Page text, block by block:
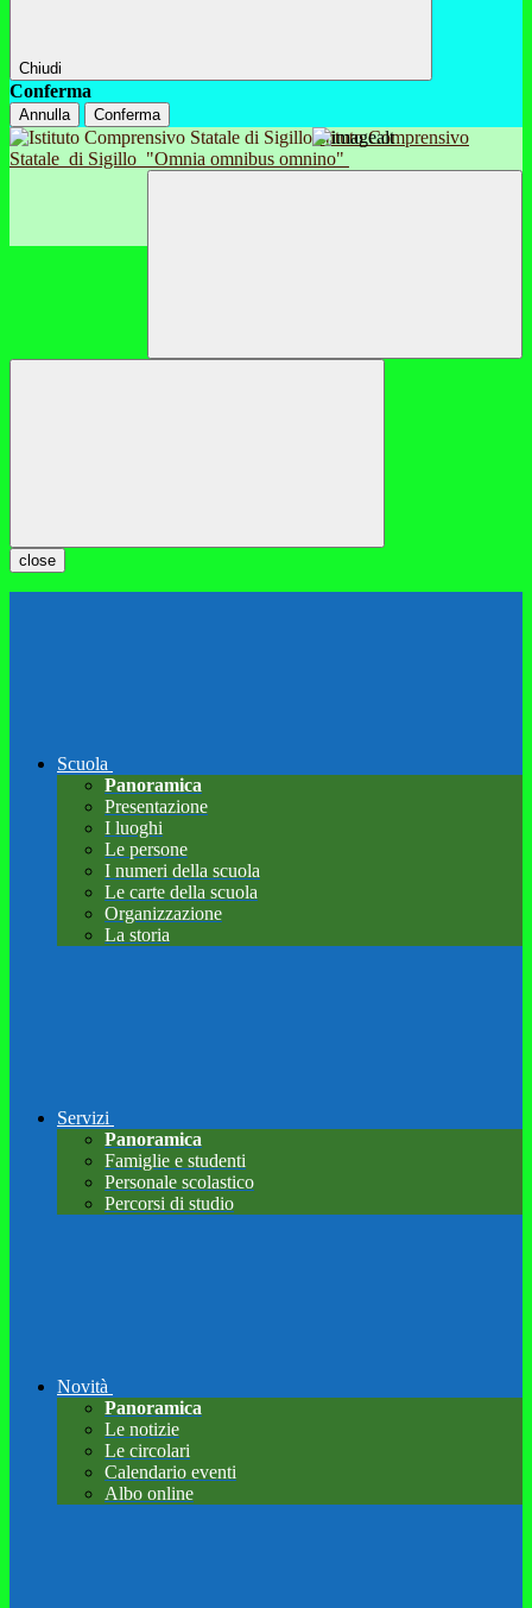
Chiudi
Conferma
Annulla Conferma
Istituto Comprensivo
Statale di Sigillo "Omnia omnibus omnino"
close
Scuola
Panoramica
Presentazione
I luoghi
Le persone
I numeri della scuola
Le carte della scuola
Organizzazione
La storia
Servizi
Panoramica
Famiglie e studenti
Personale scolastico
Percorsi di studio
Novità
Panoramica
Le notizie
Le circolari
Calendario eventi
Albo online